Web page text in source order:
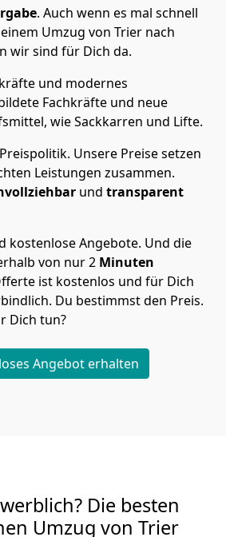
. Auch wenn es mal schnell
Umzug von Trier nach
wir sind für Dich da.
und modernes
Fachkräfte und neue
wie Sackkarren und Lifte.
Unsere Preise setzen
Leistungen zusammen.
und transparent
kostenlose Angebote. Und die
von nur2 Minuten
ist kostenlos und für Dich
Du bestimmst den Preis.
Dich tun?
Angebot erhalten
Die besten
Umzug von Trier